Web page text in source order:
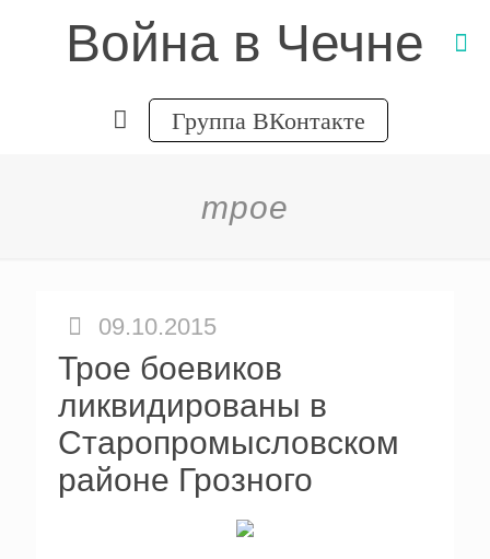
Война в Чечне
Группа ВКонтакте
трое
09.10.2015
Трое боевиков
ликвидированы в
Старопромысловском
районе Грозного